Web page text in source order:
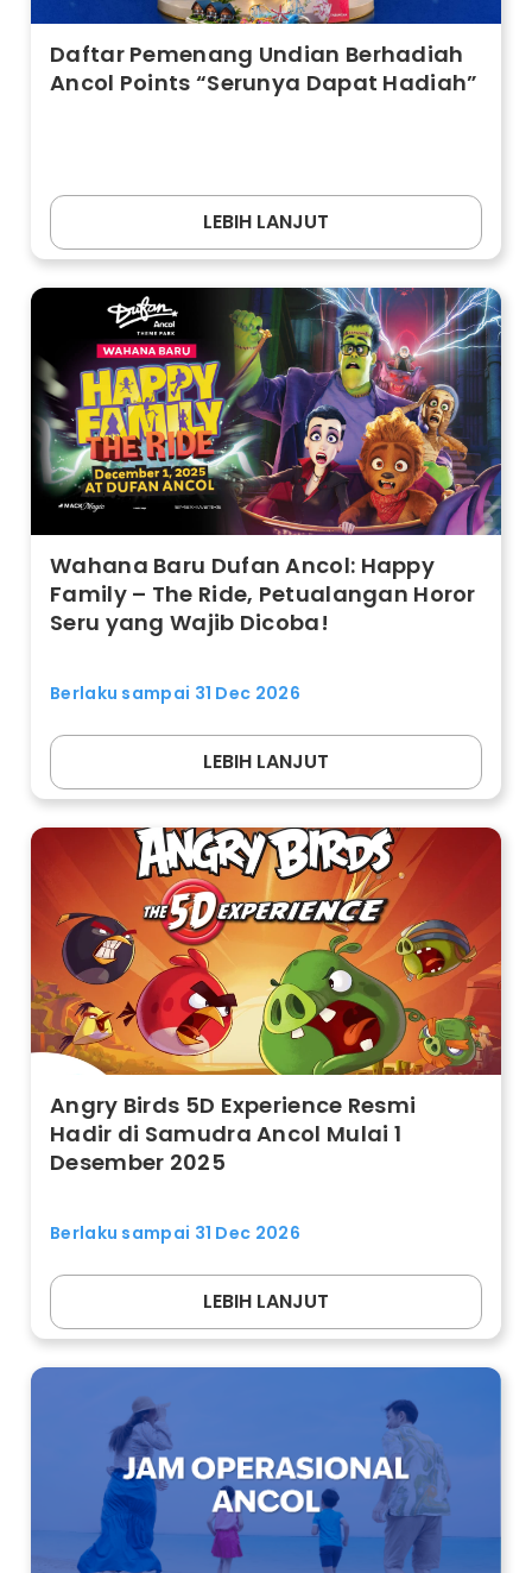
Daftar Pemenang Undian Berhadiah
Ancol Points “Serunya Dapat Hadiah”
LEBIH LANJUT
Wahana Baru Dufan Ancol: Happy
Family – The Ride, Petualangan Horor
Seru yang Wajib Dicoba!
Berlaku sampai 31 Dec 2026
LEBIH LANJUT
Angry Birds 5D Experience Resmi
Hadir di Samudra Ancol Mulai 1
Desember 2025
Berlaku sampai 31 Dec 2026
LEBIH LANJUT